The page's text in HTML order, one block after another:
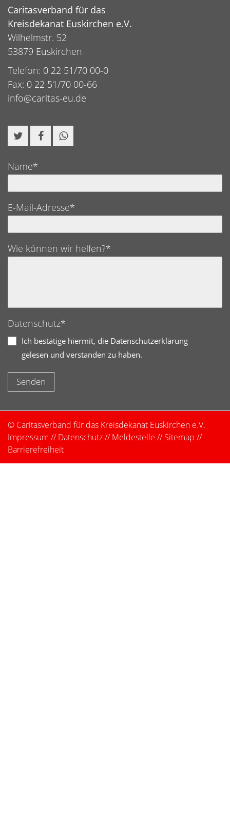
Caritasverband für das
Kreisdekanat Euskirchen e.V.
Wilhelmstr. 52
53879 Euskirchen
Telefon: 0 22 51/70 00-0
Fax: 0 22 51/70 00-66
info@caritas-eu.de
Name*
E-Mail-Adresse*
Wie können wir helfen?*
Datenschutz*
Ich bestätige hiermit, die Datenschutzerklärung
gelesen und verstanden zu haben.
© Caritasverband für das Kreisdekanat Euskirchen e.V.
Impressum //Datenschutz//Meldestelle //Sitemap //
Barrierefreiheit